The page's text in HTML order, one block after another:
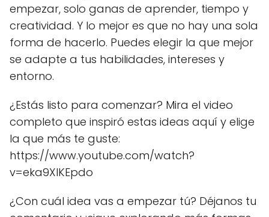
empezar, solo ganas de aprender, tiempo y
creatividad. Y lo mejor es que no hay una sola
forma de hacerlo. Puedes elegir la que mejor
se adapte a tus habilidades, intereses y
entorno.
¿Estás listo para comenzar? Mira el video
completo que inspiró estas ideas aquí y elige
la que más te guste:
https://www.youtube.com/watch?
v=eka9XlKEpdo
¿Con cuál idea vas a empezar tú? Déjanos tu